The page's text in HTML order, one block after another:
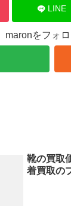
LINE
maronをフォ
靴の買取
着買取の